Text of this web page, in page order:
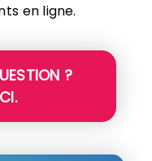
en ligne.
?